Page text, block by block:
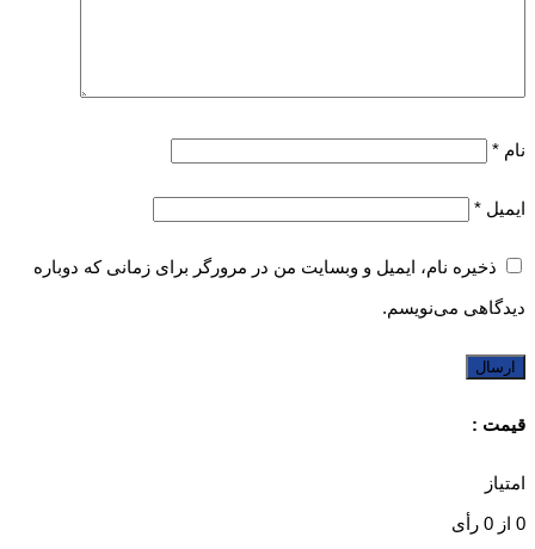
نام *
ایمیل *
ذخیره نام، ایمیل و وبسایت من در مرورگر برای زمانی که دوباره
دیدگاهی می‌نویسم.
قیمت :
امتیاز
0 از 0 رأی